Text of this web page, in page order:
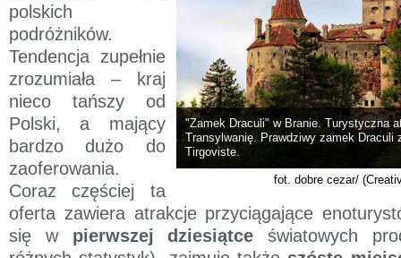
"Zamek Draculi" w Branie. Turystyczna
Transylwanię. Prawdziwy zamek Draculi
Tirgoviste.
fot. dobre cezar/
polskich
podróżników.
Tendencja zupełnie
zrozumiała – kraj
nieco tańszy od
Polski, a mający
bardzo dużo do
zaoferowania.
Coraz częściej ta
oferta zawiera atrakcje przyciągające
się w pierwszej dziesiątce światowych